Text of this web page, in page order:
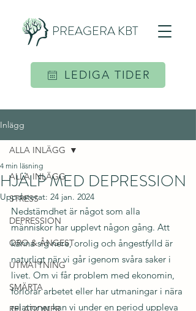
PREAGERA KBT
LEDIGA TIDER
Inlägg
ALLA INLÄGG
STRESS
DEPRESSION
ORO & ÅNGEST
UTMATTNING
SMÄRTA
ALLA INLÄGG
HJÄLP MED DEPRESSION
4 min läsning
Uppdaterat: 24 jan. 2024
Nedstämdhet är något som alla
människor har upplevt någon gång. Att
känna sig nere, orolig och ångestfylld är
naturligt när vi går igenom svåra saker i
livet. Om vi får problem med ekonomin,
förlorar arbetet eller har utmaningar i nära
relationer kan vi under en period uppleva